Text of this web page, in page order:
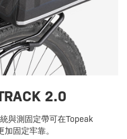
2.0
與測固定帶可在Topeak
固定牢靠。